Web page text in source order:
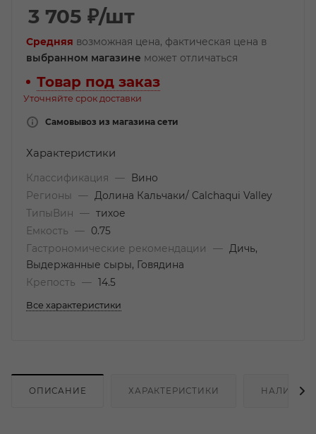
3 705 ₽/шт
Средняя возможная цена, фактическая цена в
выбранном магазине может отличаться
Товар под заказ
Уточняйте срок доставки
Самовывоз из магазина сети
Характеристики
Классификация —
Вино
Регионы
—
Долина Кальчаки/ Calchaqui Valley
ТипыВин
— тихое
Емкость
—
0.75
Гастрономические рекомендации
—
Дичь,
Выдержанные сыры, Говядина
Крепость
— 14.5
Все характеристики
ОПИСАНИЕ ХАРАКТЕРИСТИКИ НАЛИЧИЕ